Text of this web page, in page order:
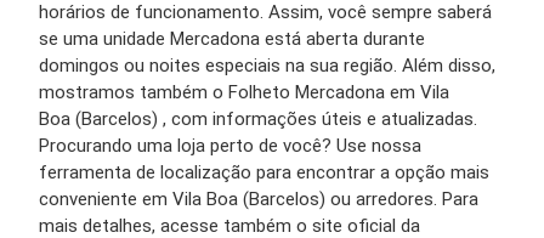
horários de funcionamento. Assim, você sempre saberá
se uma unidade Mercadona está aberta durante
domingos ou noites especiais na sua região. Além disso,
mostramos também o Folheto Mercadona em Vila
Boa (Barcelos) , com informações úteis e atualizadas.
Procurando uma loja perto de você? Use nossa
ferramenta de localização para encontrar a opção mais
conveniente em Vila Boa (Barcelos) ou arredores. Para
mais detalhes, acesse também o site oficial da